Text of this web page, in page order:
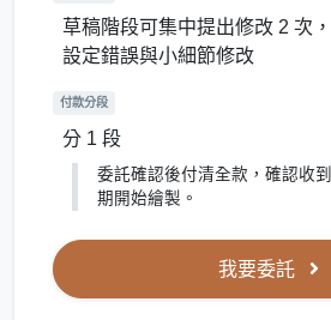
草稿階段可集中提出修改 2 次
設定錯誤與小細節修改
付款分段
分 1 段
委託確認後付清全款，確認收
期開始繪製。
我要委託